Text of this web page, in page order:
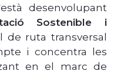
desenvolupant
Sostenible i
de ruta transversal
i concentra les
en el marc de